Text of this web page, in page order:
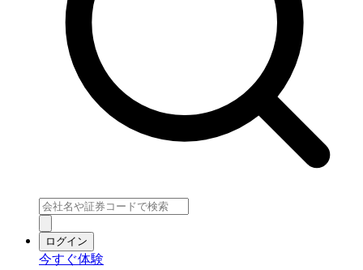
ログイン
今すぐ体験